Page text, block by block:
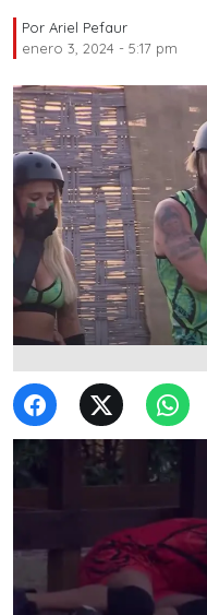
Por Ariel Pefaur
enero 3, 2024 - 5:17 pm